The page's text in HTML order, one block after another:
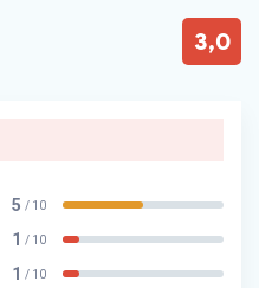
3,0
5 / 10
1 / 10
1 / 10